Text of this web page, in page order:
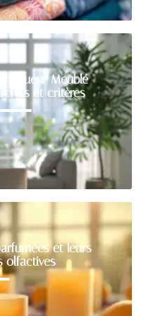
Loueur Meublé
et critères
et leurs
olfactives